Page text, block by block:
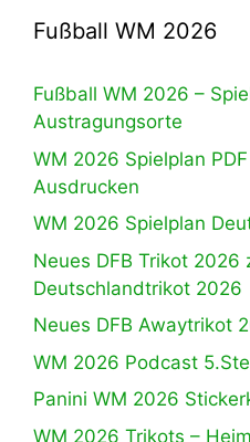
Fußball WM 2026
Fußball WM 2026 –
Austragungsorte
WM 2026 Spielplan
Ausdrucken
WM 2026 Spielplan
Neues DFB Trikot 2026
Deutschlandtrikot 2026
Neues DFB Awaytrikot
WM 2026 Podcast
Panini WM 2026
WM 2026 Trikots –